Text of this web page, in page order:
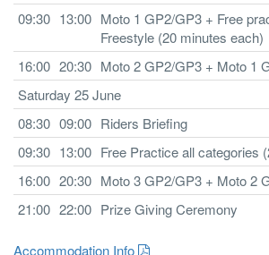
09:30 13:00 Moto 1 GP2/GP3 + Free
Freestyle (20 minutes each)
16:00 20:30 Moto 2 GP2/GP3 + Moto 1
Saturday 25 June
08:30 09:00 Riders Briefing
09:30 13:00 Free Practice all categories
16:00 20:30 Moto 3 GP2/GP3 + Moto 2
21:00 22:00 Prize Giving Ceremony
Accommodation Info